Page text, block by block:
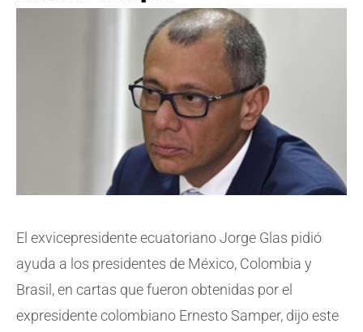
El exvicepresidente ecuatoriano Jorge Glas pidió
ayuda a los presidentes de México, Colombia y
Brasil, en cartas que fueron obtenidas por el
expresidente colombiano Ernesto Samper, dijo este